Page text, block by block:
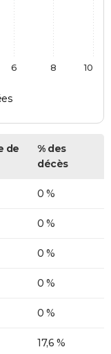
6 8 10
de
% des
décès
0 %
0 %
0 %
0 %
0 %
17,6 %